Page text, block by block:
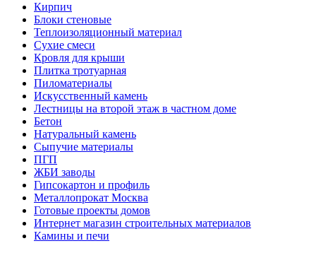
Кирпич
Блоки стеновые
Теплоизоляционный материал
Сухие смеси
Кровля для крыши
Плитка тротуарная
Пиломатериалы
Искусственный камень
Лестницы на второй этаж в частном доме
Бетон
Натуральный камень
Сыпучие материалы
ПГП
ЖБИ заводы
Гипсокартон и профиль
Металлопрокат Москва
Готовые проекты домов
Интернет магазин строительных материалов
Камины и печи